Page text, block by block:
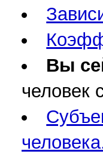
Вы
человек